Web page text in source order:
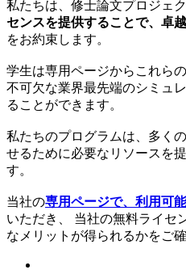
私たちは、修士論文プロジェ
センスを提供することで、卓
をお約束します。
学生は専用ページからこれら
不可欠な業界最先端のシミュ
ることができます。
私たちのプログラムは、多く
せるために必要なリソースを
す。
当社の専用ページで、利用可
いただき、
当社の無料ライセ
なメリットが得られるかをご